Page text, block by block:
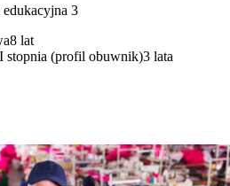
edukacyjna 3
8 lat
stopnia (profil obuwnik)3 lata